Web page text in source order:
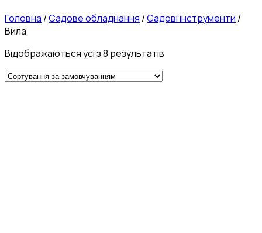
Головна /Садове обладнання /Садові інструменти /
Вила
Відображаються усі з 8 результатів